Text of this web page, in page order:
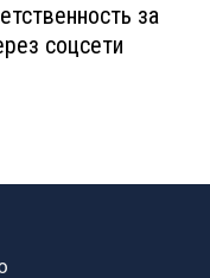
за
соцсети